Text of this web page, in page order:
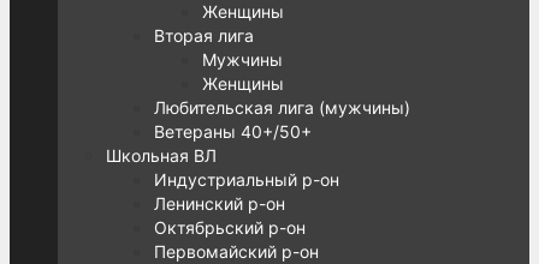
Женщины
Вторая лига
Мужчины
Женщины
Любительская лига (мужчины)
Ветераны 40+/50+
Школьная ВЛ
Индустриальный р-он
Ленинский р-он
Октябрьский р-он
Первомайский р-он